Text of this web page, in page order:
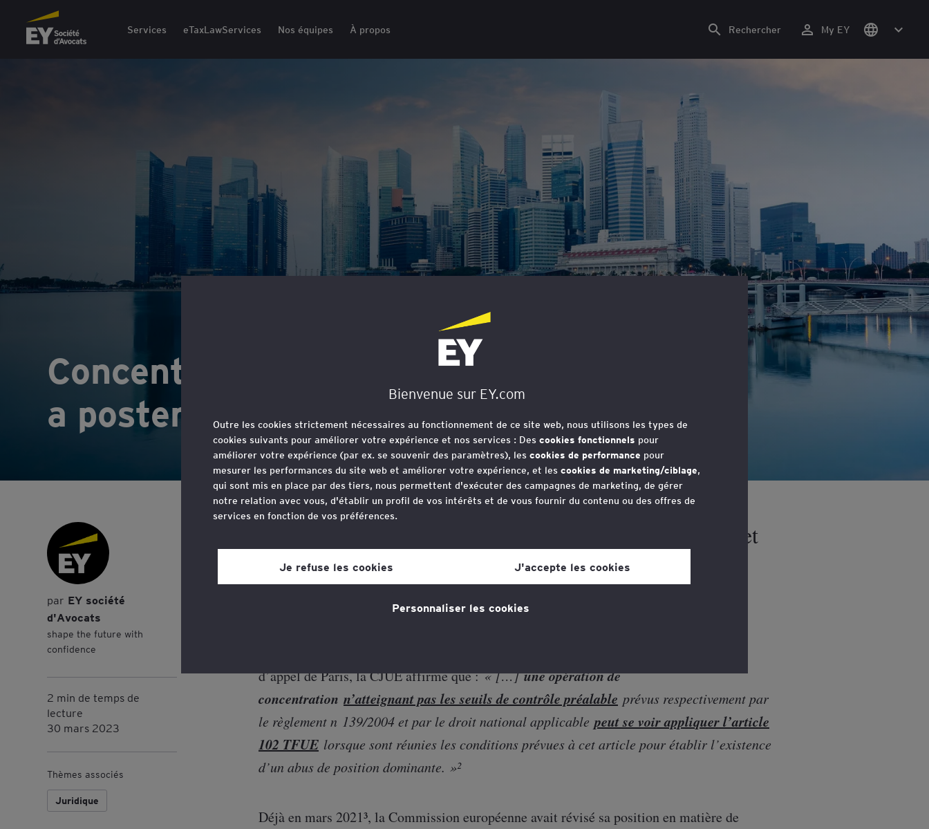
EY Société d'Avocats
Services eTaxLawServices Nos équipes À propos Rechercher My EY
Concentrations : une contrôlabilité
a posteriori…
EY société
d'Avocats
shape the future with
confidence
2 min de temps de
lecture
30 mars 2023
Thèmes associés
Juridique
Une pierre à l’édifice est ajoutée : la CJUE vient en effet
de rendre un arrêt important en matière de contrôle des
opérations d’acquisitions.
d’appel de Paris, la CJUE affirme que :« […]une opération de
concentration n’atteignant pas les seuils de contrôle préalable prévus respectivement par
le règlement n 139/2004 et par le droit national applicable peut se voir appliquer l’article
102 TFUElorsque sont réunies les conditions prévues à cet article pour établir l’existence
d’un abus de position dominante. »²
Déjà en mars 2021³, la Commission européenne avait révisé sa position en matière de
Bienvenue sur EY.com
Outre les cookies strictement nécessaires au fonctionnement de ce site web, nous utilisons les types de
cookies suivants pour améliorer votre expérience et nos services : Des cookies fonctionnels pour
améliorer votre expérience (par ex. se souvenir des paramètres), les cookies de performance pour
mesurer les performances du site web et améliorer votre expérience, et les cookies de marketing/ciblage,
qui sont mis en place par des tiers, nous permettent d'exécuter des campagnes de marketing, de gérer
notre relation avec vous, d'établir un profil de vos intérêts et de vous fournir du contenu ou des offres de
services en fonction de vos préférences.
site web, grâce à un lien dans la politique en matière de cookies, que vous trouverez au bas de chaque
politique en matière de cookiespour plus d'informations."
Je refuse les cookies J'accepte les cookies
Personnaliser les cookies